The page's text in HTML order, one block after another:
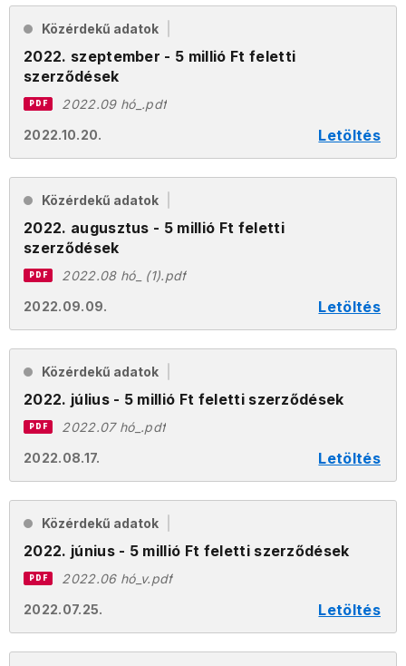
Közérdekű adatok
2022. szeptember - 5 millió Ft feletti
szerződések
2022.10.20. Letöltés
PDF 2022.09 hó_.pdf
Közérdekű adatok
2022. augusztus - 5 millió Ft feletti
szerződések
2022.09.09. Letöltés
PDF 2022.08 hó_ (1).pdf
Közérdekű adatok
2022. július - 5 millió Ft feletti szerződések
2022.08.17. Letöltés
PDF 2022.07 hó_.pdf
Közérdekű adatok
2022. június - 5 millió Ft feletti szerződések
2022.07.25. Letöltés
PDF 2022.06 hó_v.pdf